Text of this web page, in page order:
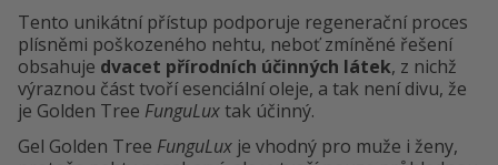
Tento unikátní přístup podporuje regenerační proces
plísněmi poškozeného nehtu, neboť zmíněné řešení
obsahuje dvacet přírodních účinných látek, z nichž
výraznou část tvoří esenciální oleje, a tak není divu, že
je Golden Tree FunguLuxtak účinný.
Gel Golden Tree FunguLux je vhodný pro muže i ženy,